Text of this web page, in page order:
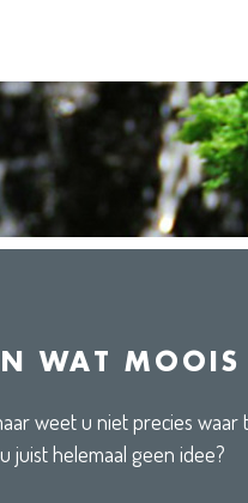
WAT
weet u niet precies waar
juist helemaal geen idee?